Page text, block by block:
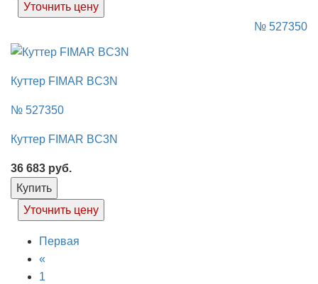
Уточнить цену
№ 527350
Куттер FIMAR BC3N
№ 527350
Куттер FIMAR BC3N
36 683 руб.
Купить
Уточнить цену
Первая
«
1